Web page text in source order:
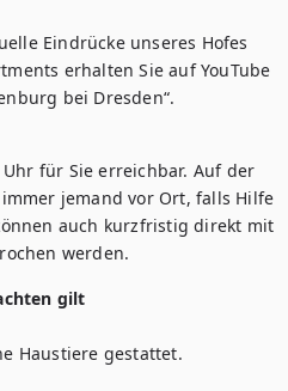
Eindrücke unseres Hofes
erhalten Sie auf YouTube
bei Dresden“.
für Sie erreichbar. Auf der
jemand vor Ort, falls Hilfe
auch kurzfristig direkt mit
werden.
gilt
Haustiere gestattet.